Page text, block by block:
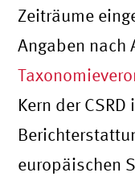
Zeiträume
Angaben nach
Kern der
europäischen